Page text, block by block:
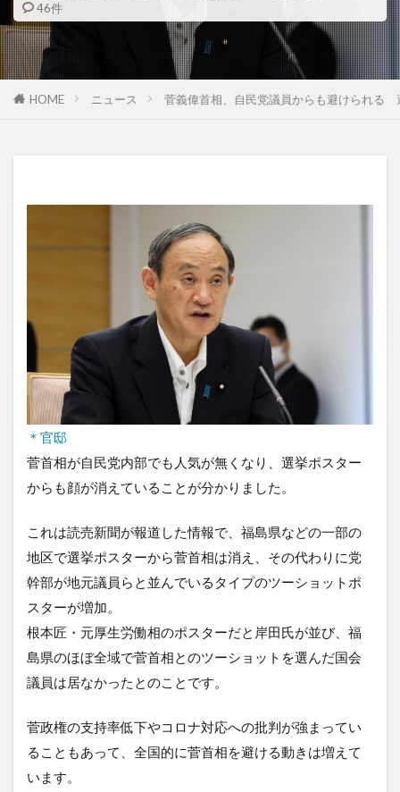
46件
HOME ニュース 菅義偉首相、自民党議員からも避けられ
＊官邸
菅首相が自民党内部でも人気が無くなり、選挙ポスター
からも顔が消えていることが分かりました。
これは読売新聞が報道した情報で、福島県などの一部の
地区で選挙ポスターから菅首相は消え、その代わりに党
幹部が地元議員らと並んでいるタイプのツーショットポ
スターが増加。
根本匠・元厚生労働相のポスターだと岸田氏が並び、福
島県のほぼ全域で菅首相とのツーショットを選んだ国会
議員は居なかったとのことです。
菅政権の支持率低下やコロナ対応への批判が強まってい
ることもあって、全国的に菅首相を避ける動きは増えて
います。